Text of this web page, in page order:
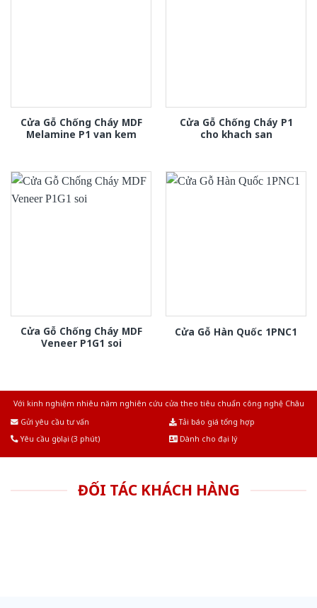
Cửa Gỗ Chống Cháy MDF
Melamine P1 van kem
Cửa Gỗ Chống Cháy P1
cho khach san
Cửa Gỗ Chống Cháy MDF
Veneer P1G1 soi
Cửa Gỗ Hàn Quốc 1PNC1
Với kinh nghiệm nhiêu năm nghiên cứu cửa theo tiêu chuẩn công nghệ Châu
Gửi yêu cầu tư vấn
Tải báo giá tổng hợp
Yêu cầu gọi lại (3 phút)
Dành cho đại lý
ĐỐI TÁC KHÁCH HÀNG